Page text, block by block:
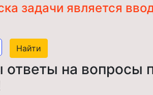
задачи является
ответы на вопросы